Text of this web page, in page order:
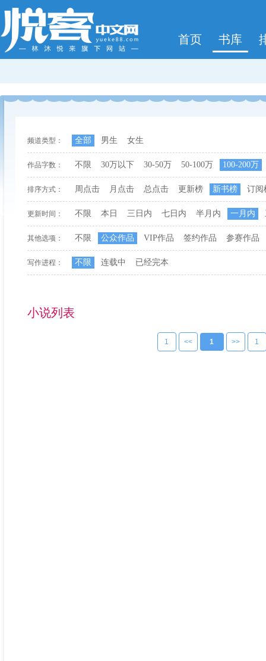
首页 书库
频道类型： 全部 男生 女生
作品字数： 不限 30万以下 30-50万 50-100万 100-200万
排序方式： 周点击 月点击 总点击 更新榜 新书榜 订阅
更新时间： 不限 本日 三日内 七日内 半月内 一月内
其他选项： 不限 公众作品 VIP作品 签约作品 参赛作品
写作进程： 不限 连载中 已经完本
小说列表
1 << 1 >> 1